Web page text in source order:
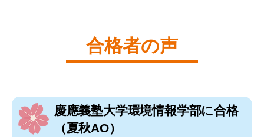
合格者の声
慶應義塾大学環境情報学部に合格
（夏秋AO）